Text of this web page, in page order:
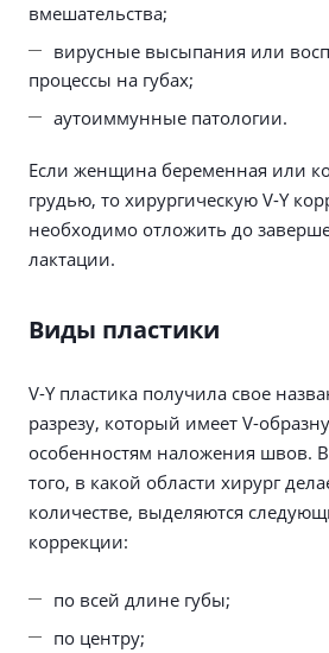
вмешательства;
вирусные высыпания или
процессы на губах;
аутоиммунные патологии.
Если женщина беременная или
грудью, то хирургическую V-Y
необходимо отложить до
лактации.
Виды пластики
V-Y пластика получила свое
разрезу, который имеет V-
особенностям наложения швов.
того, в какой области хирург
количестве, выделяются
коррекции:
по всей длине губы;
по центру;